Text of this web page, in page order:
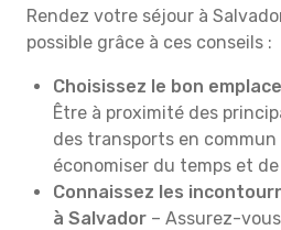
Rendez votre séjour à
possible grâce à ces conseils :
Choisissez le bon
Être à proximité des
des transports en
économiser du temps et
Connaissez les
à Salvador – Assurez-